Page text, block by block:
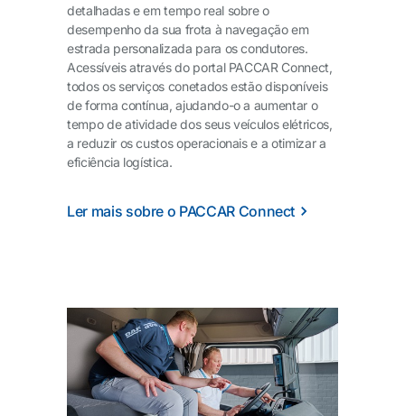
detalhadas e em tempo real sobre o
desempenho da sua frota à navegação em
estrada personalizada para os condutores.
Acessíveis através do portal PACCAR Connect,
todos os serviços conetados estão disponíveis
de forma contínua, ajudando-o a aumentar o
tempo de atividade dos seus veículos elétricos,
a reduzir os custos operacionais e a otimizar a
eficiência logística.
Ler mais sobre o PACCAR Connect